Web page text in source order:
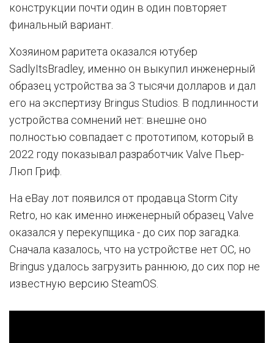
конструкции почти один в один повторяет
финальный вариант.
Хозяином раритета оказался ютубер
SadlyItsBradley, именно он выкупил инженерный
образец устройства за 3 тысячи долларов и дал
его на экспертизу Bringus Studios. В подлинности
устройства сомнений нет: внешне оно
полностью совпадает с прототипом, который в
2022 году показывал разработчик Valve Пьер-
Люп Гриф.
На eBay лот появился от продавца Storm City
Retro, но как именно инженерный образец Valve
оказался у перекупщика - до сих пор загадка.
Сначала казалось, что на устройстве нет ОС, но
Bringus удалось загрузить раннюю, до сих пор не
известную версию SteamOS.